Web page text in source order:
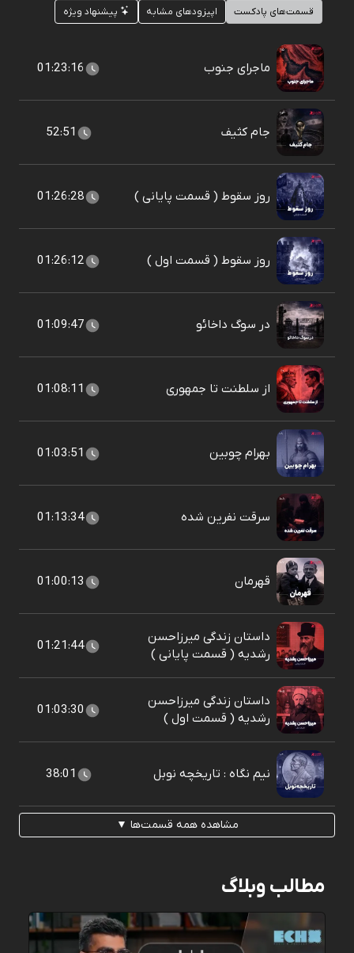
قسمت‌های پادکست اپیزودهای مشابه پیشنهاد ویژه
ماجرای جنوب 01:23:16
جام کثیف 52:51
روز سقوط ( قسمت پایانی ) 01:26:28
روز سقوط ( قسمت اول ) 01:26:12
در سوگ داخائو 01:09:47
از سلطنت تا جمهوری 01:08:11
بهرام چوبین 01:03:51
سرقت نفرین شده 01:13:34
قهرمان 01:00:13
داستان زندگی میرزاحسن
رشدیه ( قسمت پایانی )
01:21:44
داستان زندگی میرزاحسن
رشدیه ( قسمت اول )
01:03:30
نیم نگاه : تاریخچه نوبل 38:01
مشاهده همه قسمت‌ها ▼
مطالب وبلاگ